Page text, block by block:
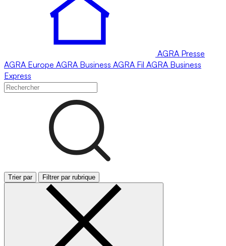
AGRA Presse
AGRA Europe AGRA Business AGRA Fil AGRA Business
Express
Trier par Filtrer par rubrique